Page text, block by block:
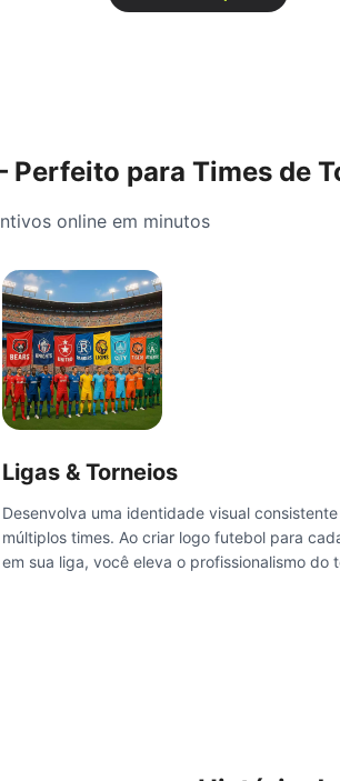
para Times de
online em minutos
Ligas & Torneios
Desenvolva uma identidade visual
múltiplos times. Ao criar logo futebol para
em sua liga, você eleva o profissionalismo do